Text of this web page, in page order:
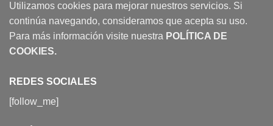
Utilizamos cookies para mejorar nuestros servicios. Si
continúa navegando, consideramos que acepta su uso.
Para más información visite nuestra POLÍTICA DE
COOKIES.
REDES SOCIALES
[follow_me]